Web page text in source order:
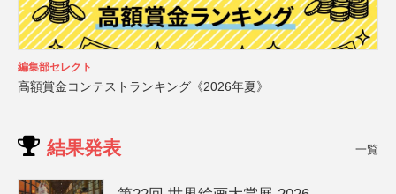
編集部セレクト
高額賞金コンテストランキング《2026年夏》
結果発表 一覧